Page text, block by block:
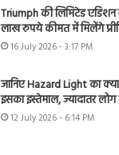
Triumph की लिमिटेड
लाख रुपये कीमत में मिलेंगे
16 July 2026 - 3:17 PM
जानिए Hazard Light का
इसका इस्तेमाल, ज्यादातर
12 July 2026 - 6:14 PM